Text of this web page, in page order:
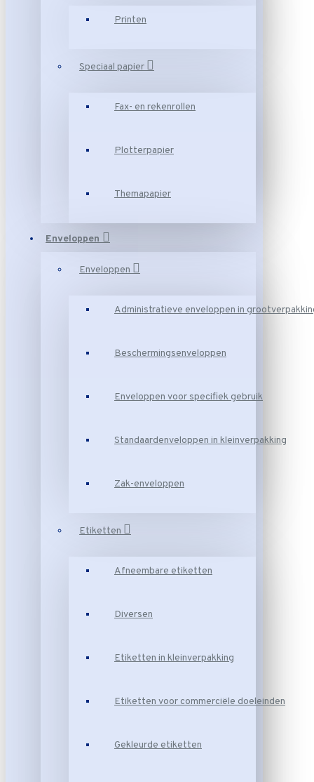
Printen
Speciaal papier
Fax- en rekenrollen
Plotterpapier
Themapapier
Enveloppen
Enveloppen
Administratieve enveloppen in
Beschermingsenveloppen
Enveloppen voor specifiek gebruik
Standaardenveloppen in kleinverpakking
Zak-enveloppen
Etiketten
Afneembare etiketten
Diversen
Etiketten in kleinverpakking
Etiketten voor commerciële doeleinden
Gekleurde etiketten